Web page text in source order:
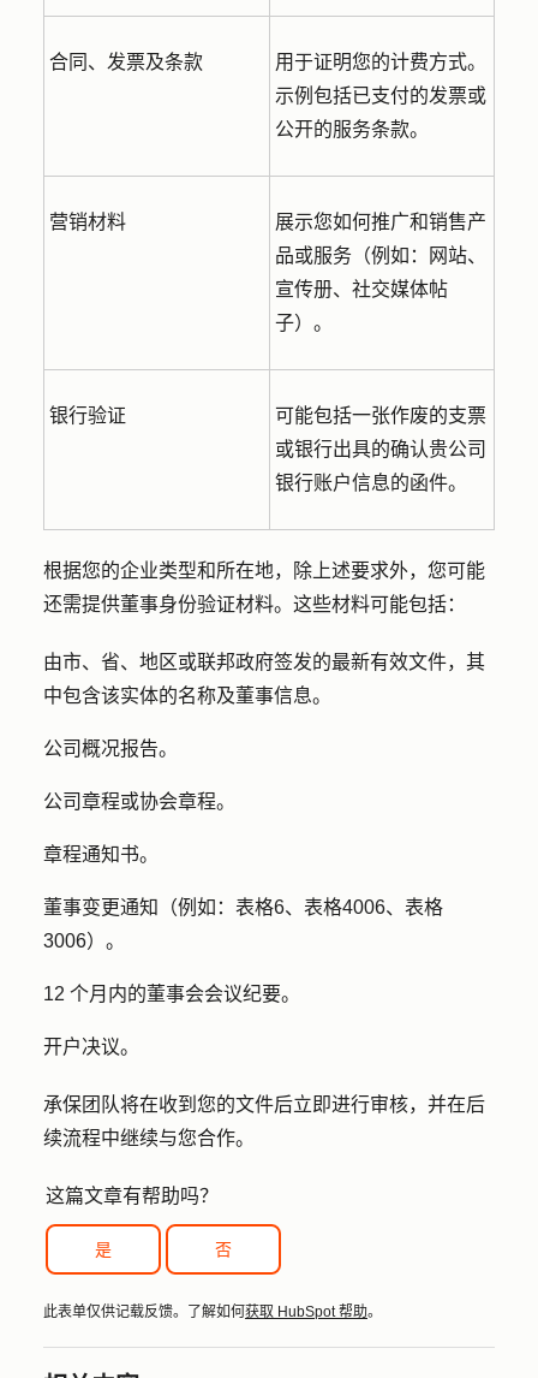
合同、发票及条款
用于证明您的计费方式。
示例包括已支付的发票或
公开的服务条款。
营销材料
展示您如何推广和销售产
品或服务（例如：网站、
宣传册、社交媒体帖
子）。
银行验证
可能包括一张作废的支票
或银行出具的确认贵公司
银行账户信息的函件。
根据您的企业类型和所在地，除上述要求外，您可能
还需提供董事身份验证材料。这些材料可能包括：
由市、省、地区或联邦政府签发的最新有效文件，其
中包含该实体的名称及董事信息。
公司概况报告。
公司章程或协会章程。
章程通知书。
董事变更通知（例如：表格6、表格4006、表格
3006）。
12 个月内的董事会会议纪要。
开户决议。
承保团队将在收到您的文件后立即进行审核，并在后
续流程中继续与您合作。
这篇文章有帮助吗？
是 否
此表单仅供记载反馈。了解如何获取 HubSpot 帮助。